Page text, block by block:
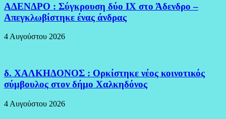
ΑΔΕΝΔΡΟ : Σύγκρουση δύο ΙΧ στο Άδενδρο –
Απεγκλωβίστηκε ένας άνδρας
4 Αυγούστου 2026
δ. ΧΑΛΚΗΔΟΝΟΣ : Ορκίστηκε νέος κοινοτικός
σύμβουλος στον δήμο Χαλκηδόνος
4 Αυγούστου 2026